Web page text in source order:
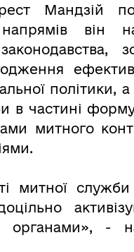
Мандзій
він
політики,
в частині
митного
митної
органами», -